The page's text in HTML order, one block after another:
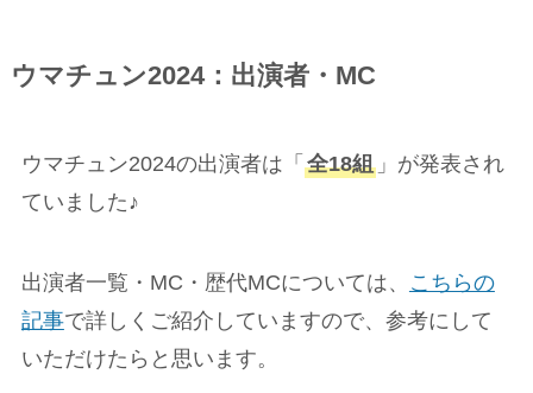
ウマチュン2024：出演者・MC
ウマチュン2024の出演者は「 全18組」が発表され
ていました♪
出演者一覧・MC・歴代MCについては、
こちらの
記事で詳しくご紹介していますので、参考にして
いただけたらと思います。